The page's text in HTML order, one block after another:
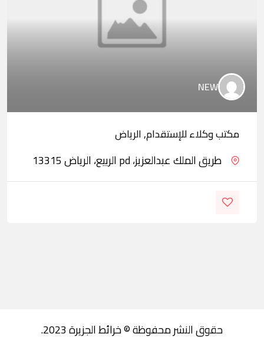
NEW
مكتب وكلاء للإستقدام, الرياض
طريق الملك عبدالعزيز، pd الربيع، الرياض 13315
حقوق النشر محفوظة © خرائط الجزيرة 2023.